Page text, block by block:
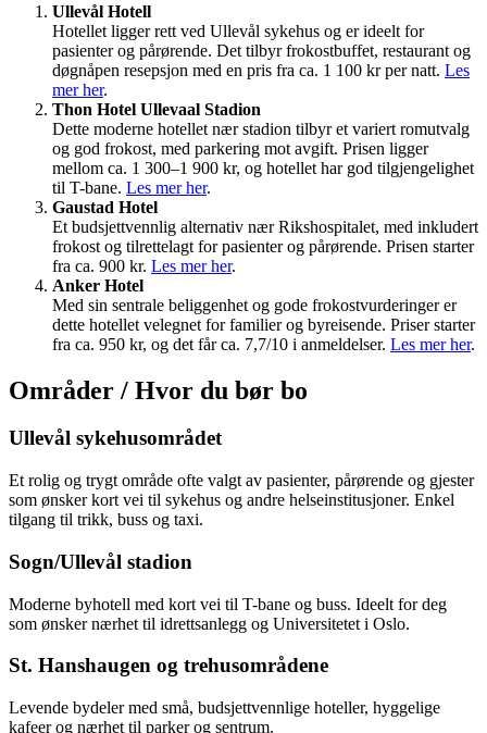
Ullevål Hotell
Hotellet ligger rett ved Ullevål sykehus og er ideelt for
pasienter og pårørende. Det tilbyr frokostbuffet, restaurant og
døgnåpen resepsjon med en pris fra ca. 1 100 kr per natt. Les
mer her.
Thon Hotel Ullevaal Stadion
Dette moderne hotellet nær stadion tilbyr et variert romutvalg
og god frokost, med parkering mot avgift. Prisen ligger
mellom ca. 1 300–1 900 kr, og hotellet har god tilgjengelighet
til T-bane. Les mer her.
Gaustad Hotel
Et budsjettvennlig alternativ nær Rikshospitalet, med inkludert
frokost og tilrettelagt for pasienter og pårørende. Prisen starter
fra ca. 900 kr. Les mer her.
Anker Hotel
Med sin sentrale beliggenhet og gode frokostvurderinger er
dette hotellet velegnet for familier og byreisende. Priser starter
fra ca. 950 kr, og det får ca. 7,7/10 i anmeldelser. Les mer her.
Områder / Hvor du bør bo
Ullevål sykehusområdet
Et rolig og trygt område ofte valgt av pasienter, pårørende og gjester
som ønsker kort vei til sykehus og andre helseinstitusjoner. Enkel
tilgang til trikk, buss og taxi.
Sogn/Ullevål stadion
Moderne byhotell med kort vei til T-bane og buss. Ideelt for deg
som ønsker nærhet til idrettsanlegg og Universitetet i Oslo.
St. Hanshaugen og trehusområdene
Levende bydeler med små, budsjettvennlige hoteller, hyggelige
kafeer og nærhet til parker og sentrum.